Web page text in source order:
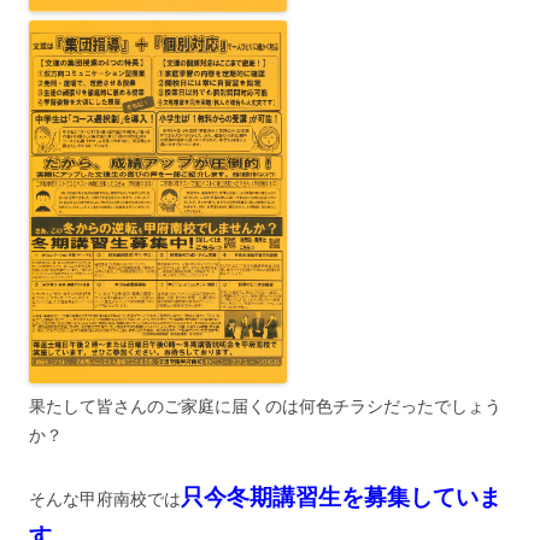
果たして皆さんのご家庭に届くのは何色チラシだったでしょう
か？
そんな甲府南校では只今冬期講習生を募集していま